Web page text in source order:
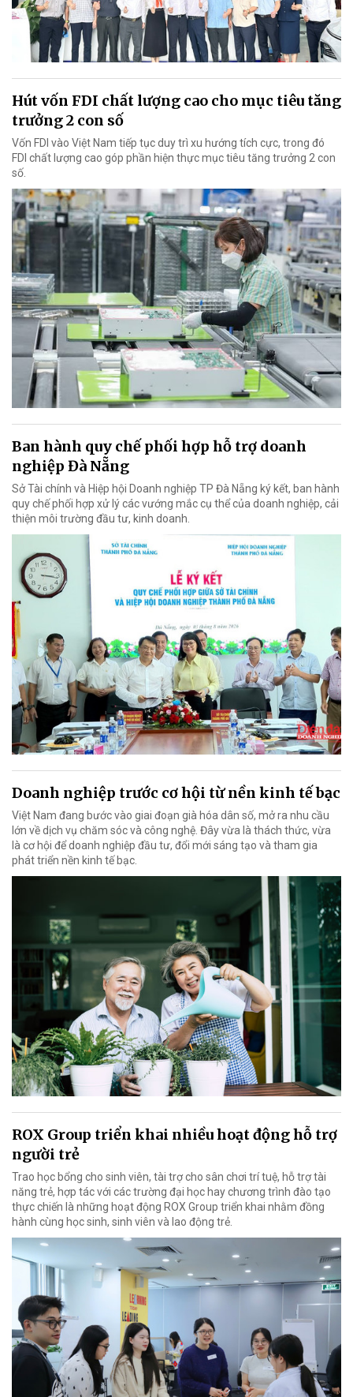
Hút vốn FDI chất lượng cao cho mục tiêu tăng
trưởng 2 con số
Vốn FDI vào Việt Nam tiếp tục duy trì xu hướng tích cực, trong đó
FDI chất lượng cao góp phần hiện thực mục tiêu tăng trưởng 2 con
số.
Ban hành quy chế phối hợp hỗ trợ doanh
nghiệp Đà Nẵng
Sở Tài chính và Hiệp hội Doanh nghiệp TP Đà Nẵng ký kết, ban hành
quy chế phối hợp xử lý các vướng mắc cụ thể của doanh nghiệp, cải
thiện môi trường đầu tư, kinh doanh.
Doanh nghiệp trước cơ hội từ nền kinh tế bạc
Việt Nam đang bước vào giai đoạn già hóa dân số, mở ra nhu cầu
lớn về dịch vụ chăm sóc và công nghệ. Đây vừa là thách thức, vừa
là cơ hội để doanh nghiệp đầu tư, đổi mới sáng tạo và tham gia
phát triển nền kinh tế bạc.
ROX Group triển khai nhiều hoạt động hỗ trợ
người trẻ
Trao học bổng cho sinh viên, tài trợ cho sân chơi trí tuệ, hỗ trợ tài
năng trẻ, hợp tác với các trường đại học hay chương trình đào tạo
thực chiến là những hoạt động ROX Group triển khai nhằm đồng
hành cùng học sinh, sinh viên và lao động trẻ.